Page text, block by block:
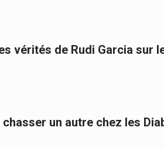
vérités de Rudi Garcia sur
un autre chez les